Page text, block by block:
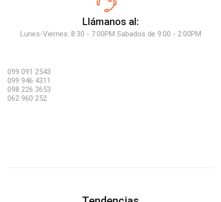
Llámanos al:
Lunes-Viernes: 8:30 - 7:00PM Sabados de 9:00 - 2:00PM
099 091 2543
099 946 4311
098 226 3653
062 960 252